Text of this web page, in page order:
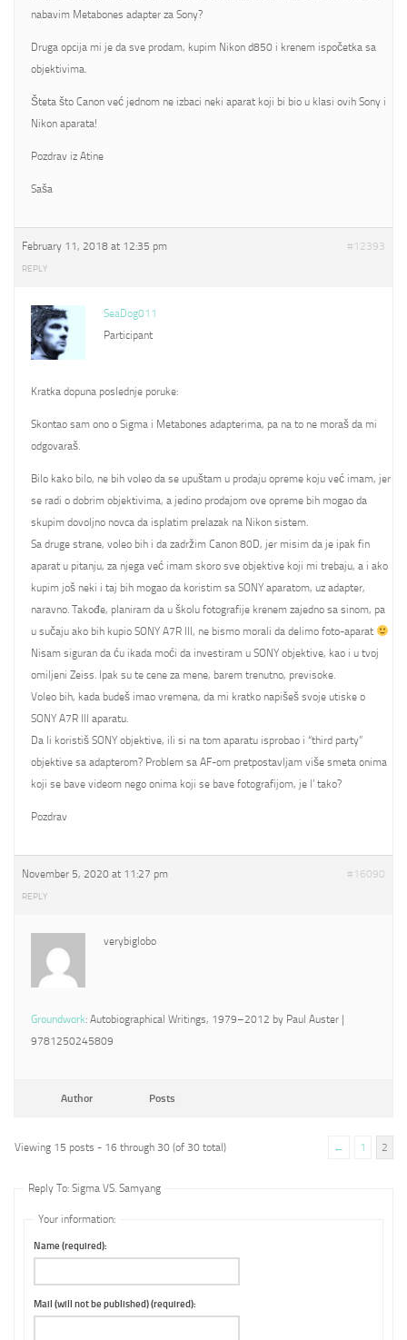
nabavim Metabones adapter za Sony?
Druga opcija mi je da sve prodam, kupim Nikon d850 i krenem ispočetka sa
objektivima.
Šteta što Canon već jednom ne izbaci neki aparat koji bi bio u klasi ovih Sony i
Nikon aparata!
Pozdrav iz Atine
Saša
February 11, 2018 at 12:35 pm #12393
REPLY
SeaDog011
Participant
Kratka dopuna poslednje poruke:
Skontao sam ono o Sigma i Metabones adapterima, pa na to ne moraš da mi
odgovaraš.
Bilo kako bilo, ne bih voleo da se upuštam u prodaju opreme koju već imam, jer
se radi o dobrim objektivima, a jedino prodajom ove opreme bih mogao da
skupim dovoljno novca da isplatim prelazak na Nikon sistem.
Sa druge strane, voleo bih i da zadržim Canon 80D, jer misim da je ipak fin
aparat u pitanju, za njega već imam skoro sve objektive koji mi trebaju, a i ako
kupim još neki i taj bih mogao da koristim sa SONY aparatom, uz adapter,
naravno. Takođe, planiram da u školu fotografije krenem zajedno sa sinom, pa
u sučaju ako bih kupio SONY A7R III, ne bismo morali da delimo foto-aparat
Nisam siguran da ću ikada moći da investiram u SONY objektive, kao i u tvoj
omiljeni Zeiss. Ipak su te cene za mene, barem trenutno, previsoke.
Voleo bih, kada budeš imao vremena, da mi kratko napišeš svoje utiske o
SONY A7R III aparatu.
Da li koristiš SONY objektive, ili si na tom aparatu isprobao i “third party”
objektive sa adapterom? Problem sa AF-om pretpostavljam više smeta onima
koji se bave videom nego onima koji se bave fotografijom, je l’ tako?
Pozdrav
November 5, 2020 at 11:27 pm #16090
REPLY
verybiglobo
Groundwork: Autobiographical Writings, 1979–2012 by Paul Auster |
9781250245809
Author Posts
Viewing 15 posts - 16 through 30 (of 30 total) ← 1 2
Reply To: Sigma VS. Samyang
Your information:
Name (required):
Mail (will not be published) (required):